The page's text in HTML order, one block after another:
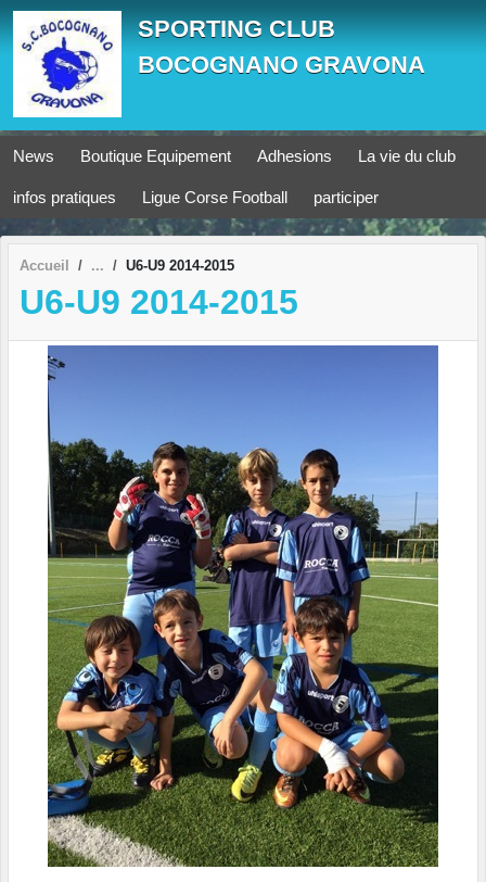
SPORTING CLUB
BOCOGNANO GRAVONA
News Boutique Equipement Adhesions La vie du club
infos pratiques Ligue Corse Football participer
Accueil U6-U9 2014-2015
U6-U9 2014-2015
Panneau de gestion des cookies